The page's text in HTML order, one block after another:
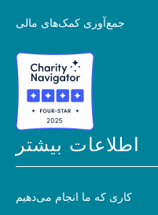
جمع‌آوری کمک‌های مالی
اطلاعات بیشتر
کاری که ما انجام می‌دهیم